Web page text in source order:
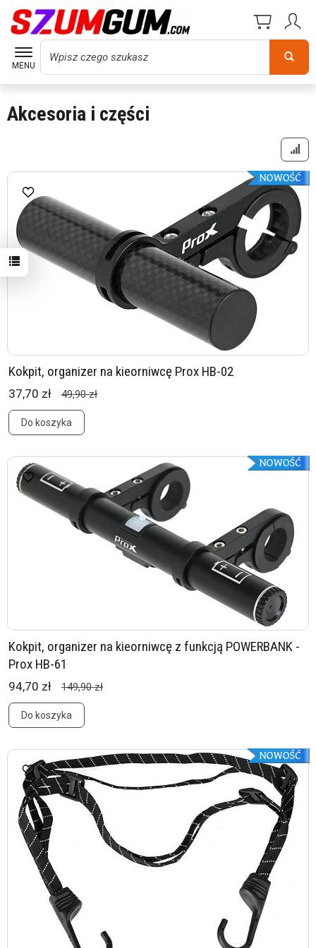
MENU
Wyszukaj
Akcesoria i części
Kokpit, organizer na kieorniwcę Prox HB-02
37,70 zł 49,90 zł
Do koszyka
Kokpit, organizer na kieorniwcę z funkcją POWERBANK -
Prox HB-61
94,70 zł 149,90 zł
Do koszyka